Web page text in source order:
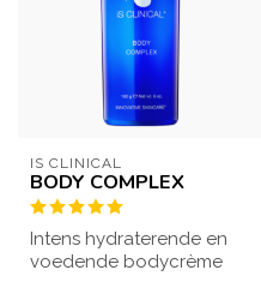
IS CLINICAL
BODY COMPLEX
Intens hydraterende en
voedende bodycrème